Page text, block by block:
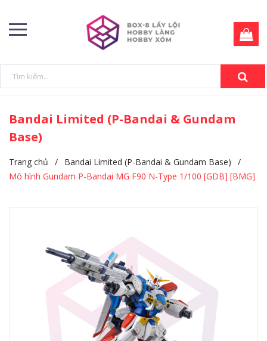
Bandai Limited (P-Bandai & Gundam
Base)
Trang chủ / Bandai Limited (P-Bandai & Gundam Base)
/
Mô hình Gundam P-Bandai MG F90 N-Type 1/100 [GDB] [BMG]